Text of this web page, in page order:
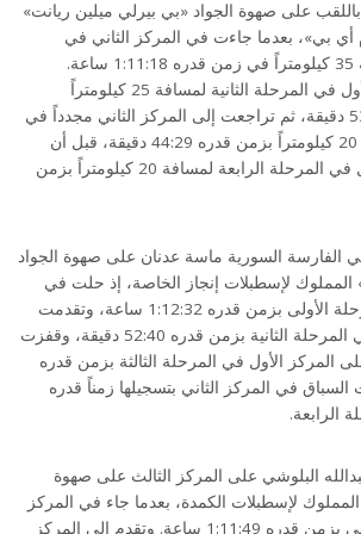
على صهوة الجواد «بي بيرلي ميلين ريانت»
أي بي»، بعدما جاءت في المركز الثاني في
المرحلة الأولى لمسافة 35 كيلومتراً في زمن قدره 1:11:18 ساعة.
وتقدمت إلى المركز الأول في المرحلة الثانية لمسافة 25 كيلومتراً
مسجلة زمناً قدره 53:03 دقيقة، ثم تراجعت إلى المركز الثاني مجدداً في
المرحلة الثالثة لمسافة 20 كيلومتراً بزمن قدره 44:29 دقيقة، قبل أن
تستقر في المركز الأول في المرحلة الرابعة لمسافة 20 كيلومتراً بزمن
الفارسة السورية ماسة عدنان على صهوة الجواد
لإسطبلات إنجاز الخاصة، إذ حلت في
المرتبة الثامنة في المرحلة الأولى بزمن قدره 1:12:32 ساعة، وتقدمت
إلى المركز السادس في المرحلة الثانية بزمن قدره 52:40 دقيقة، وقفزت
المركز الأول في المرحلة الثالثة بزمن قدره
أنهت السباق في المركز الثاني بتسجيلها زمناً قدره
البلوشي على المركز الثالث على صهوة
المملوك لإسطبلات الكمدة، بعدما جاء في المركز
الرابع في المرحلة الأولى بزمن قدره 1:11:49 ساعة. وتقدم إلى المركز